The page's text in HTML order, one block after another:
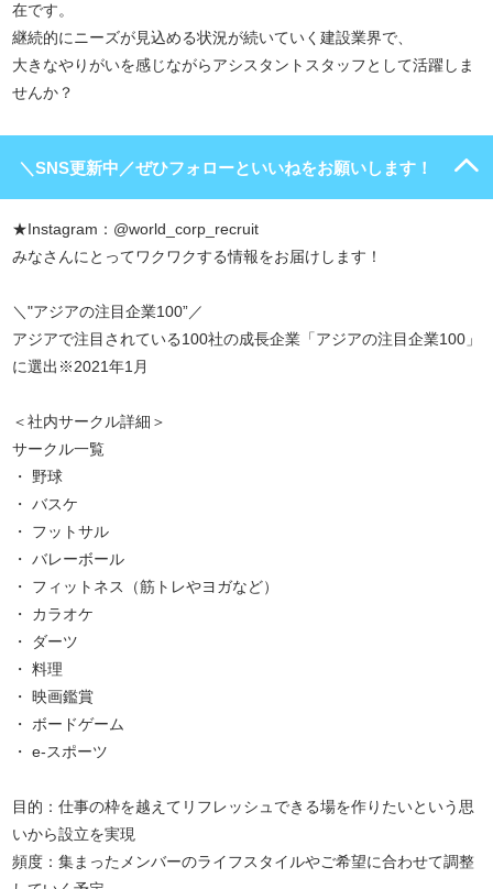
在です。
継続的にニーズが見込める状況が続いていく建設業界で、
大きなやりがいを感じながらアシスタントスタッフとして活躍しま
せんか？
＼SNS更新中／ぜひフォローといいねをお願いします！
★Instagram：@world_corp_recruit
みなさんにとってワクワクする情報をお届けします！
＼"アジアの注目企業100”／
アジアで注目されている100社の成長企業「アジアの注目企業100」
に選出※2021年1月
＜社内サークル詳細＞
サークル一覧
・ 野球
・ バスケ
・ フットサル
・ バレーボール
・ フィットネス（筋トレやヨガなど）
・ カラオケ
・ ダーツ
・ 料理
・ 映画鑑賞
・ ボードゲーム
・ e-スポーツ
目的：仕事の枠を越えてリフレッシュできる場を作りたいという思
いから設立を実現
頻度：集まったメンバーのライフスタイルやご希望に合わせて調整